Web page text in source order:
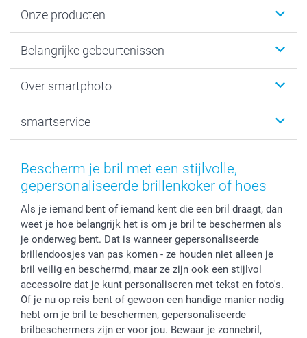
Onze producten
Fotogeschenken
Fotoprints, Fotoposter & Fotoalbum met fotoprints
MyNameBook
Stickers en Etiketten
Fotokaders, Decoratie en Snoepjes
Belangrijke gebeurtenissen
Baby
Communie- en Lentefeest
Geschenken voor hem
Afstuderen
Vaderdag
Verjaardag
Geboorte
Over smartphoto
Duurzaamheid
Voorwaarden
Herroepingsrecht
Wettelijke garantie
Privacybeleid
Cookiebeleid
Prijslijst
Jobs & Stages
Investor Relations
smartservice
smartgarantie
smartbonus
Grote bestellingen
Levering
Mijn orderstatus
smartfriends
Bescherm je bril met een stijlvolle,
gepersonaliseerde brillenkoker of hoes
Als je iemand bent of iemand kent die een bril draagt, dan
weet je hoe belangrijk het is om je bril te beschermen als
je onderweg bent. Dat is wanneer gepersonaliseerde
brillendoosjes van pas komen - ze houden niet alleen je
bril veilig en beschermd, maar ze zijn ook een stijlvol
accessoire dat je kunt personaliseren met tekst en foto's.
Of je nu op reis bent of gewoon een handige manier nodig
hebt om je bril te beschermen, gepersonaliseerde
brilbeschermers zijn er voor jou. Bewaar je zonnebril,